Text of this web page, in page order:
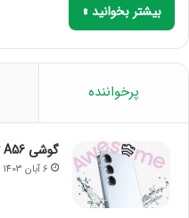
بیشتر بخوانید »
پرخواننده
گوشی Galaxy A56 با دوربین بهتر همراه است
6 آبان 1403